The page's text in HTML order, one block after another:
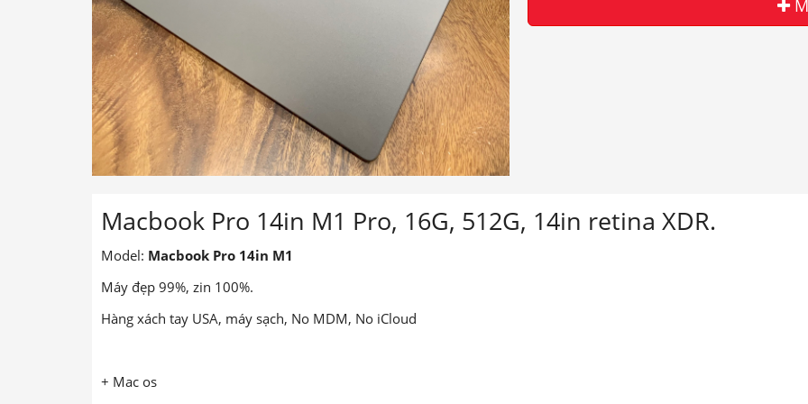
Macbook Pro 14in M1 Pro, 16G, 512G, 14in retina XDR.
Model: Macbook Pro 14in M1
Máy đẹp 99%, zin 100%.
Hàng xách tay USA, máy sạch, No MDM, No iCloud
+ Mac os